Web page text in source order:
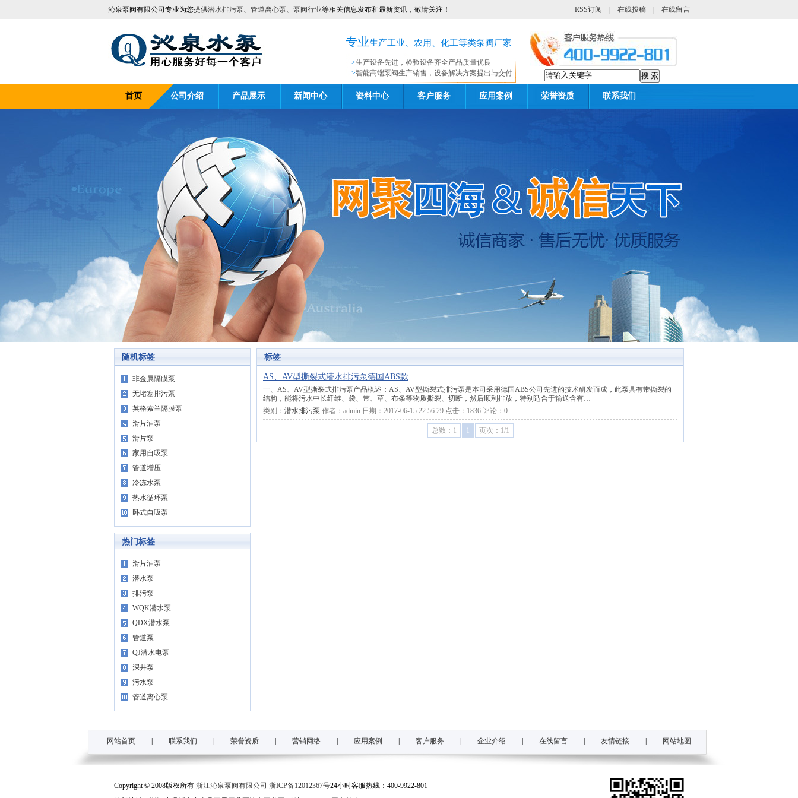
沁泉泵阀有限公司专业为您提供潜水排污泵、 管道离心泵、 泵阀行业等相关信息发布和最新资讯，敬请关注！ RSS订阅 在线投稿 在线留言
专业生产工业、农用、化工等类泵阀厂家
>生产设备先进，检验设备齐全产品质量优良
>智能高端泵阀生产销售，设备解决方案提出与交付
首页 公司介绍 产品展示 新闻中心 资料中心 客户服务 应用案例 荣誉资质 联系我们
随机标签
非金属隔膜泵
无堵塞排污泵
英格索兰隔膜泵
滑片油泵
滑片泵
家用自吸泵
管道增压
冷冻水泵
热水循环泵
卧式自吸泵
热门标签
滑片油泵
潜水泵
排污泵
WQK潜水泵
QDX潜水泵
管道泵
QJ潜水电泵
深井泵
污水泵
管道离心泵
标签
AS、AV型撕裂式潜水排污泵德国ABS款
一、AS、AV型撕裂式排污泵产品概述：AS、AV型撕裂式排污泵是本司采用德国ABS公司先进的技术研发而成，此泵具有带撕裂的
结构，能将污水中长纤维、袋、带、草、布条等物质撕裂、切断，然后顺利排放，特别适合于输送含有…
类别： 潜水排污泵 作者： admin 日期： 2017-06-15 22.56.29 点击： 1836 评论： 0
总数：1 1 页次：1/1
网站首页 联系我们 荣誉资质 营销网络 应用案例 客户服务 企业介绍 在线留言 友情链接 网站地图
Copyright © 2008版权所有 浙江沁泉泵阀有限公司 浙ICP备12012367号24小时客服热线：400-9922-801